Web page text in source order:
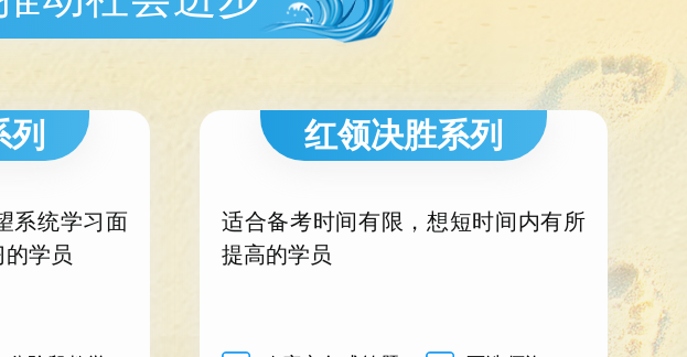
系统学习面
学员
红领决胜系列
适合备考时间有限，想短时间内有所
提高的学员